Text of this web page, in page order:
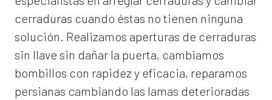
cerraduras cuando éstas no tienen ninguna
solución. Realizamos aperturas de cerraduras
sin llave sin dañar la puerta, cambiamos
bombillos con rapidez y eficacia, reparamos
persianas cambiando las lamas deterioradas